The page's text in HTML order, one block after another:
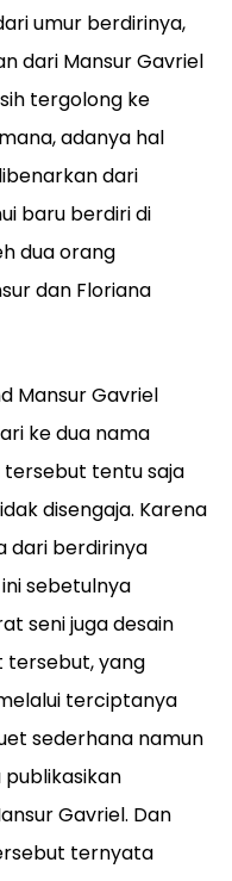
umur berdirinya,
dari Mansur Gavriel
tergolong ke
adanya hal
dari
baru berdiri di
dua orang
dan Floriana
Mansur Gavriel
ke dua nama
tersebut tentu saja
disengaja. Karena
dari berdirinya
sebetulnya
seni juga desain
tersebut, yang
terciptanya
sederhana namun
Gavriel. Dan
ternyata